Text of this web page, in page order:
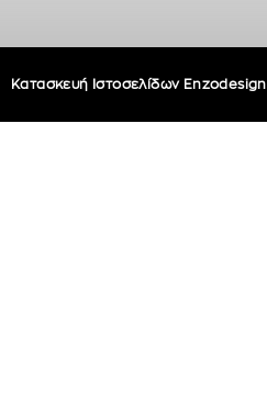
Κατασκευή Ιστοσελίδων Enzodesign